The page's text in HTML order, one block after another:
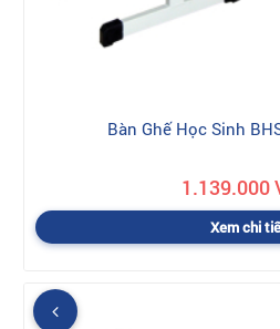
Bàn Ghế Học Sinh
1.139.000
Xem chi